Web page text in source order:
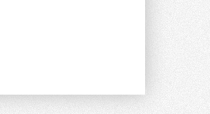
LG прошёл
NVIDIA для ИИ-дата-